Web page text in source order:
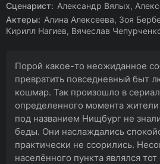
Сценарист: Александр Вялых,
Актеры: Алина Алексеева, Зоя
Кирилл Нагиев, Вячеслав
Порой какое-то неожиданное
превратить повседневный быт
кошмар. Так произошло в
определенного момента жители
под названием Нищбург не
беды. Они наслаждались
практически не ссорились.
населённого пункта являлся тот